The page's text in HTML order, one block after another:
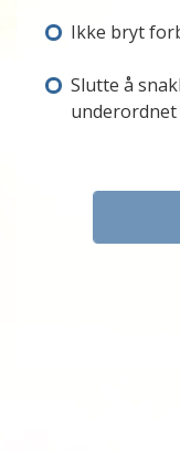
Ikke bryt
Slutte å
underordnet